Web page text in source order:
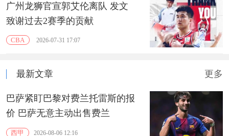
广州龙狮官宣郭艾伦离队 发文
致谢过去2赛季的贡献
CBA 2026-07-31 17:07
最新文章 更多
巴萨紧盯巴黎对费兰托雷斯的报
价 巴萨无意主动出售费兰
西甲 2026-08-06 12:16